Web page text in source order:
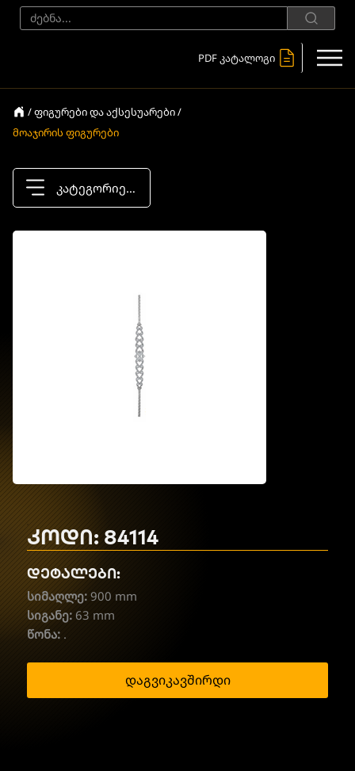
PDF კატალოგი
/ ფიგურები და აქსესუარები /
მოაჯირის ფიგურები
კატეგორიები
კოდი: 84114
დეტალები:
სიმაღლე: 900 mm
სიგანე: 63 mm
წონა: .
დაგვიკავშირდი